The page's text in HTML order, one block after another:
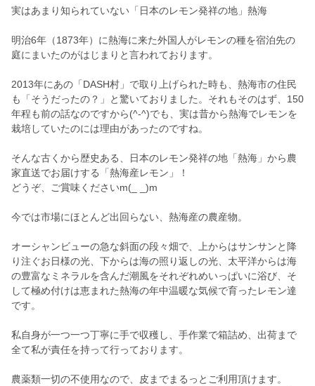
実はあまり知られていない「日本のレモン発祥の地」熱海
明治6年（1873年）に熱海に来た外国人がレモンの種を宿泊先の
庭にまいたのがはじまりと言われております。
2013年にあの「DASH村」で取り上げられた時も、熱海市の住民
も「そうだったの？」と驚いておりました。それもそのはず、150
年程も前の話なのですから(^-^)でも、実は昔から熱海でレモンを
栽培していたのには理由があったのですね。
そんな古くから歴史ある、日本のレモン発祥の地「熱海」から農
家直送でお届けする「熱海産レモン」！
どうぞ、ご賞味くださいm(_ _)m
今では市場にほとんど出回らない、熱海産の農産物。
オーシャンビューの急な斜面の段々畑で、上からはサンサンと降
り注ぐお日様の光、下からは海の照り返しの光、太平洋からは海
の豊富なミネラルを含んだ潮風をそれぞれめいっぱいに浴び、そ
して極め付けは恵まれた熱海の年中温暖な気候で育ったレモン達
です。
私自身が一つ一つ丁寧に手で収穫し、手作業で箱詰め、出荷まで
全て私が責任を持って行っております。
農薬類一切の不使用なので、皮までまるっとご利用頂けます。